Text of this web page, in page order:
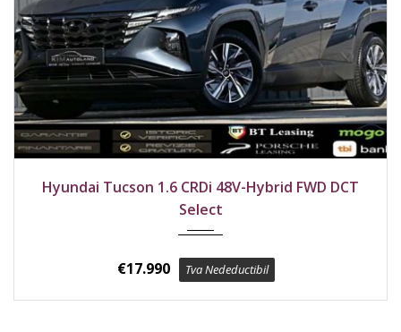
Hyundai Tucson 1.6 CRDi 48V-Hybrid FWD DCT
Select
€17.990 Tva Nedeductibil